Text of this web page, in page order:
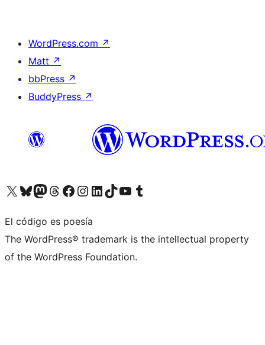
WordPress.com ↗
Matt ↗
bbPress ↗
BuddyPress ↗
Visita nuestra cuenta de X (anteriormente Twitter)
Visita nuestra cuenta de Bluesky
Visita nuestra cuenta de Mastodon
Visita nuestra cuenta de Threads
Visita nuestra página de Facebook
Visita nuestra cuenta de Instagram
Visita nuestra cuenta de LinkedIn
Visita nuestra cuenta de TikTok
Visita nuestro canal de YouTube
Visita nuestra cuenta de Tumblr
El código es poesía
The WordPress® trademark is the intellectual property
of the WordPress Foundation.